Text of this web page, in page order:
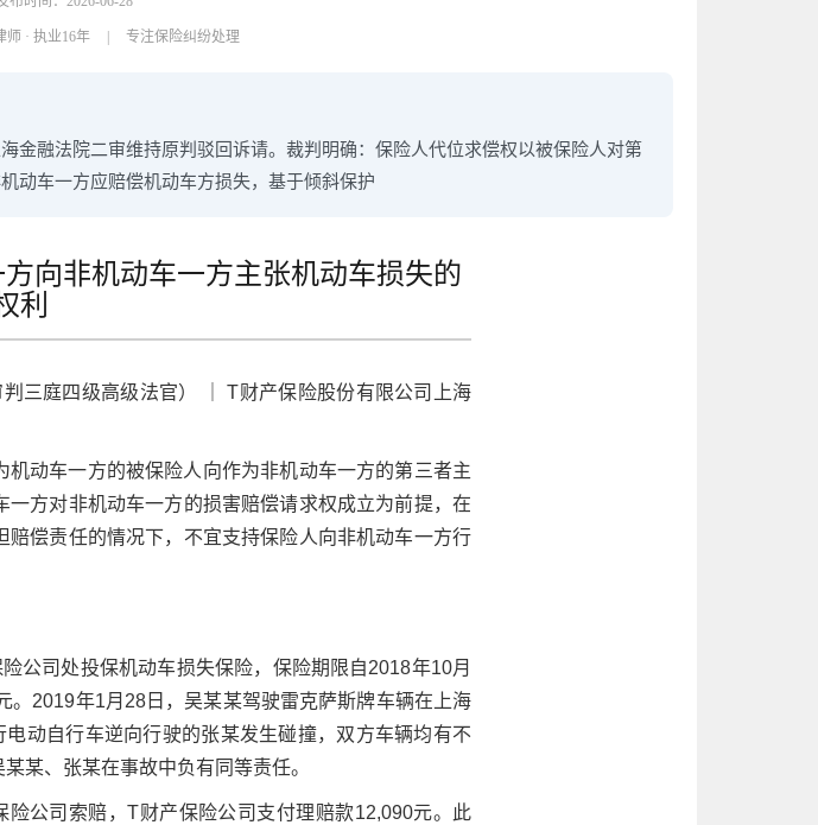
师 · 执业16年 专注保险纠纷处理
金融法院二审维持原判驳回诉请。裁判明确：保险人代位求偿权以被保险人对第
动车一方应赔偿机动车方损失，基于倾斜保护
向非机动车一方主张机动车损失的
利
三庭四级高级法官） ｜ T财产保险股份有限公司上海
动车一方的被保险人向作为非机动车一方的第三者主
方对非机动车一方的损害赔偿请求权成立为前提，在
偿责任的情况下，不宜支持保险人向非机动车一方行
公司处投保机动车损失保险，保险期限自2018年10月
2019年1月28日，吴某某驾驶雷克萨斯牌车辆在上海
动自行车逆向行驶的张某发生碰撞，双方车辆均有不
某、张某在事故中负有同等责任。
公司索赔，T财产保险公司支付理赔款12,090元。此